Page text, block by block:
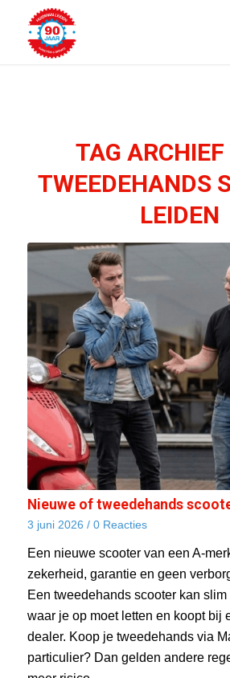
TAG
TWEEDEHANDS
LEIDEN
Nieuwe of tweedehands
3 juni 2026 / 0 Reacties
Een nieuwe scooter van een A-
zekerheid, garantie en geen
Een tweedehands scooter kan
waar je op moet letten en koopt bij
dealer. Koop je tweedehands via
particulier? Dan gelden andere